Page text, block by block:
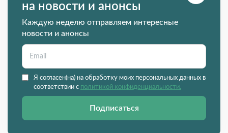
на новости и анонсы
Каждую неделю отправляем интересные
новости и анонсы
Я согласен(на) на обработку моих персональных данных в
соответствии с политикой конфиденциальности.
Подписаться